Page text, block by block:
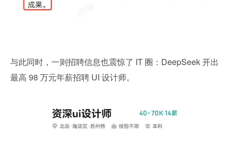
与此同时，一则招聘信息也震惊了 IT 圈：DeepSeek 开出
最高 98 万元年薪招聘 UI 设计师。